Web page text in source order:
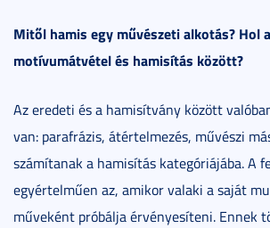
Mitől hamis egy művészeti alkotás? Hol
motívumátvétel és hamisítás között?
Az eredeti és a hamisítvány között
van: parafrázis, átértelmezés, művészi
számítanak a hamisítás kategóriájába. A
egyértelműen az, amikor valaki a saját
műveként próbálja érvényesíteni. Ennek